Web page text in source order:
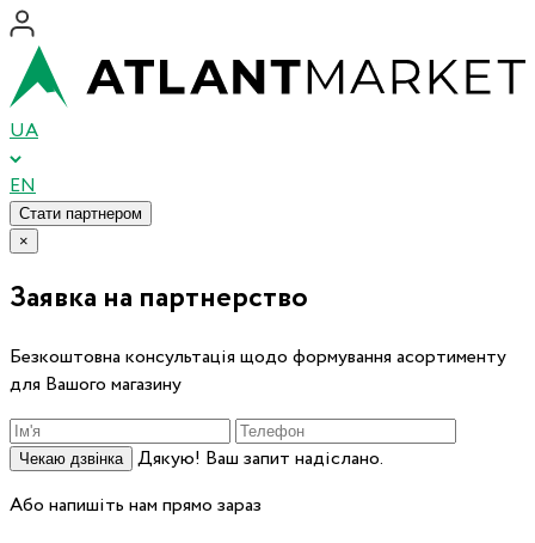
UA
EN
Стати партнером
×
Заявка на партнерство
Безкоштовна консультація щодо формування асортименту
для Вашого магазину
Чекаю дзвінка
Дякую! Ваш запит надіслано.
Або напишіть нам прямо зараз